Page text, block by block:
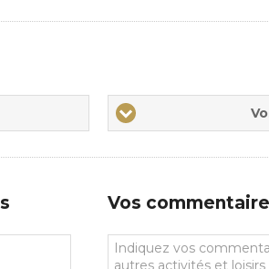
Vos
sports
Vos
Vos
commentaires